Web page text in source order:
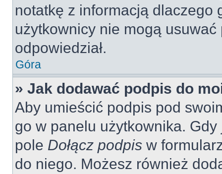
notatkę z informacją dlaczego
użytkownicy nie mogą
odpowiedział.
Góra
» Jak dodawać podpis do
Aby umieścić podpis pod
go w panelu użytkownika.
pole Dołącz podpis w
do niego. Możesz również